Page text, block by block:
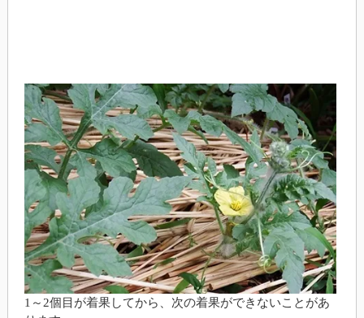
1～2個目が着果してから、次の着果ができないことがあ